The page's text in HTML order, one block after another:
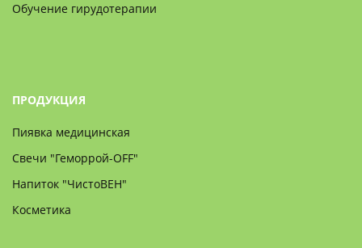
Обучение гирудотерапии
ПРОДУКЦИЯ
Пиявка медицинская
Свечи "Геморрой-OFF"
Напиток "ЧистоВЕН"
Косметика